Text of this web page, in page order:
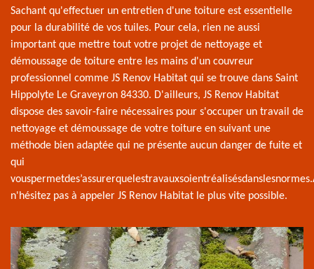
Sachant qu'effectuer un entretien d'une toiture est essentielle
pour la durabilité de vos tuiles. Pour cela, rien ne aussi
important que mettre tout votre projet de nettoyage et
démoussage de toiture entre les mains d'un couvreur
professionnel comme JS Renov Habitat qui se trouve dans Saint
Hippolyte Le Graveyron 84330. D'ailleurs, JS Renov Habitat
dispose des savoir-faire nécessaires pour s'occuper un travail de
nettoyage et démoussage de votre toiture en suivant une
méthode bien adaptée qui ne présente aucun danger de fuite et
qui
n'hésitez pas à appeler JS Renov Habitat le plus vite possible.